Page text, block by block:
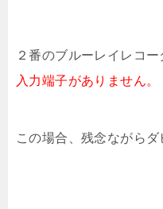
２番のブルーレイレコ
入力端子がありません。
この場合、残念ながらダ